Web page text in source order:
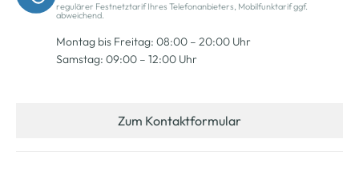
regulärer Festnetztarif Ihres Telefonanbieters, Mobilfunktarif ggf.
abweichend.
Montag bis Freitag: 08:00 – 20:00 Uhr
Samstag: 09:00 – 12:00 Uhr
Zum Kontaktformular